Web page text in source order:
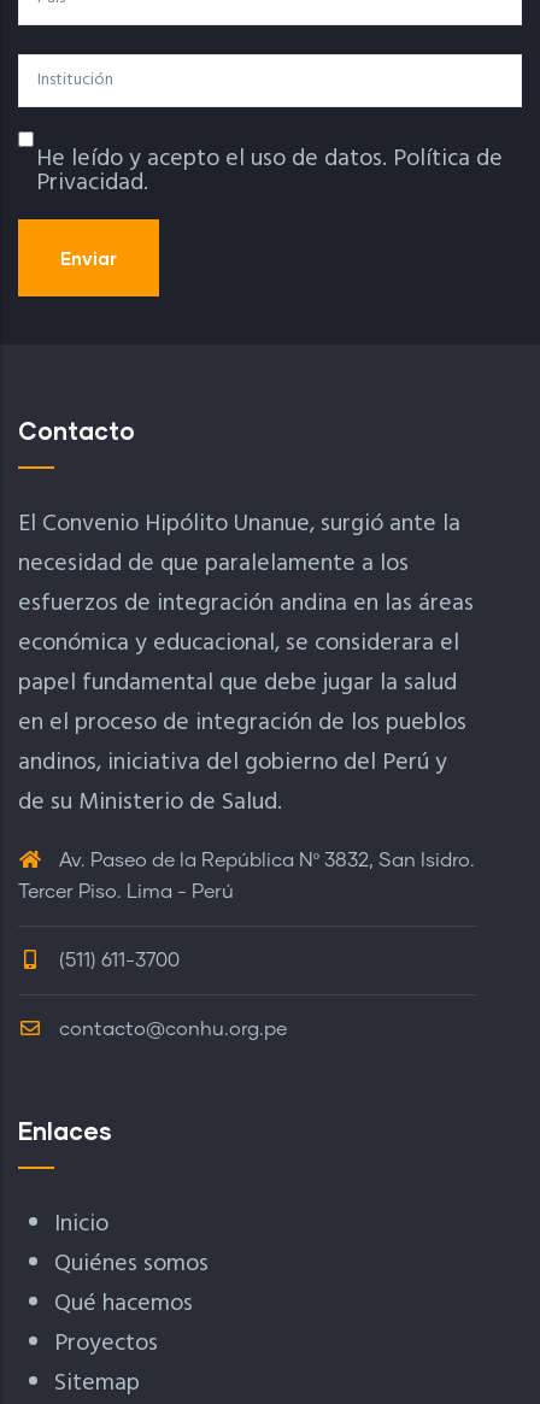
Institución
Política De Privacidad
He leído y acepto el uso de datos. Política de
Privacidad.
Contacto
El Convenio Hipólito Unanue, surgió ante la
necesidad de que paralelamente a los
esfuerzos de integración andina en las áreas
económica y educacional, se considerara el
papel fundamental que debe jugar la salud
en el proceso de integración de los pueblos
andinos, iniciativa del gobierno del Perú y
de su Ministerio de Salud.
Av. Paseo de la República Nº 3832, San Isidro.
Tercer Piso. Lima - Perú
(511) 611-3700
contacto@conhu.org.pe
Enlaces
Inicio
Quiénes somos
Qué hacemos
Proyectos
Sitemap